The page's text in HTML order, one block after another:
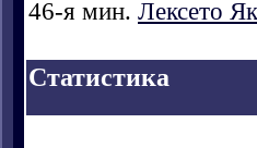
46-я мин. Лексето
Статистика